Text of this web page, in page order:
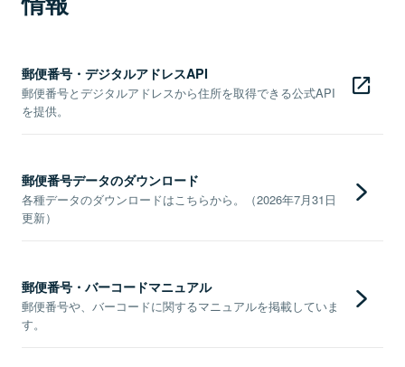
郵便番号・デジタルアドレスAPI
郵便番号とデジタルアドレスから住所を取得できる公式API
を提供。
郵便番号データのダウンロード
各種データのダウンロードはこちらから。（2026年7月31日
更新）
郵便番号・バーコードマニュアル
郵便番号や、バーコードに関するマニュアルを掲載していま
す。